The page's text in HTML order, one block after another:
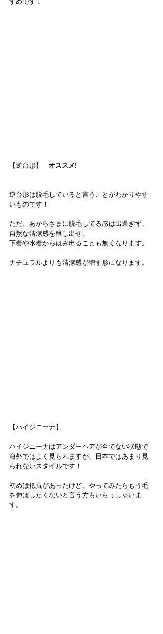
【逆台形】 オススメ!
逆台形は脱毛していると言うことがわかりやす
いものです！
ただ、あからさまに脱毛してる感は出過ぎず、
自然な清潔感を醸し出せ、
下着や水着からはみ出ることも無くなります。
ナチュラルよりも清潔感が増す形になります。
【ハイジニーナ】
ハイジニーナはアンダーヘアが全てない状態で
海外ではよく見られますが、日本ではあまり見
られないスタイルです！
初めは抵抗があったけど、やってみたらもう毛
を伸ばしたくないと言う方もいらっしゃいま
す。